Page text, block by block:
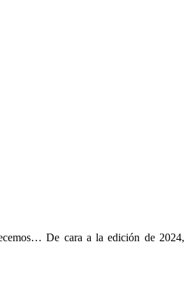
De cara a la edición de 2024,